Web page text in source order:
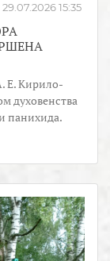
29.07.2026 15:35
Е. Кирило-
духовенства
панихида.